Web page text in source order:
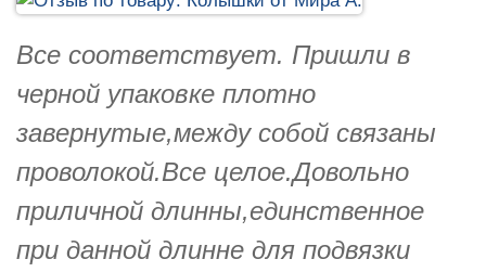
Все соответствует. Пришли в
черной упаковке плотно
завернутые,между собой связаны
проволокой.Все целое.Довольно
приличной длинны,единственное
при данной длинне для подвязки